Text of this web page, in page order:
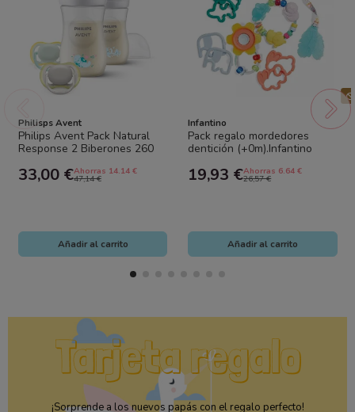
Philisps Avent
Philips Avent Pack Natural
Response 2 Biberones 260
33,00 €Ahorras 14.14 €
47,14 €
Añadir al carrito
Infantino
Pack regalo mordedores
dentición (+0m).Infantino
19,93 €Ahorras 6.64 €
26,57 €
Añadir al carrito
¡Sorprende a los nuevos papás con el regalo perfecto!